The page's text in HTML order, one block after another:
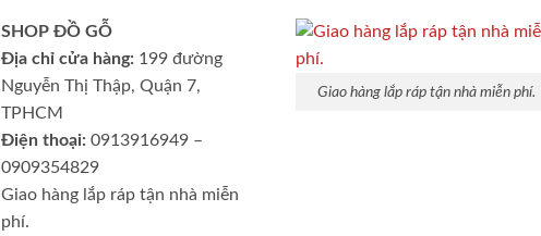
SHOP ĐỒ GỖ
Địa chỉ cửa hàng: 199 đường
Nguyễn Thị Thập, Quận 7,
TPHCM
Điện thoại: 0913916949 –
0909354829
Giao hàng lắp ráp tận nhà miễn
phí.
Giao hàng lắp ráp tận nhà miễn phí.